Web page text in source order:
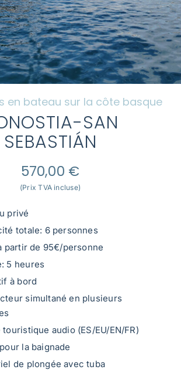
fréquemment posées
Galerie
sur la côte basque
Contact
Mi cuenta
en bateau sur la côte basque
SAN
SEBASTIÁN
570,00 €
(Prix TVA incluse)
privé
totale: 6 personnes
partir de 95€/personne
5 heures
à bord
simultané en plusieurs
touristique audio (ES/EU/EN/FR)
la baignade
de plongée avec tuba